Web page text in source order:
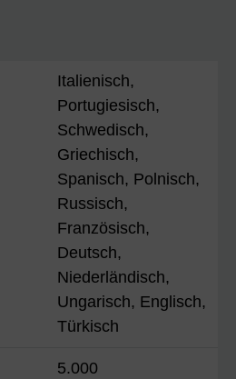
Italienisch,
Portugiesisch,
Schwedisch,
Griechisch,
Spanisch, Polnisch,
Russisch,
Französisch,
Deutsch,
Niederländisch,
Ungarisch, Englisch,
Türkisch
5.000